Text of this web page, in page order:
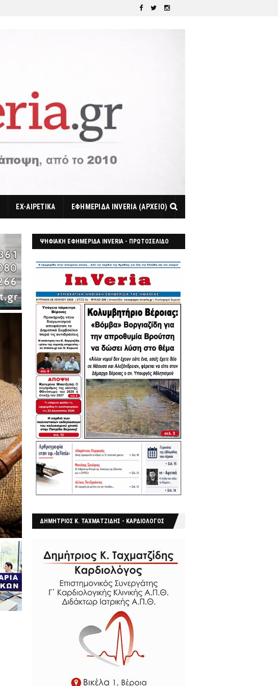
EX-ΑΙΡΕΤΙΚΑ ΕΦΗΜΕΡΙΔΑ INVERIA (ΑΡΧΕΙΟ)
ΨΗΦΙΑΚΗ ΕΦΗΜΕΡΙΔΑ INVERIA - ΠΡΩΤΟΣΕΛΙΔΟ
ΔΗΜΗΤΡΙΟΣ Κ. ΤΑΧΜΑΤΖΙΔΗΣ - ΚΑΡΔΙΟΛΟΓΟΣ